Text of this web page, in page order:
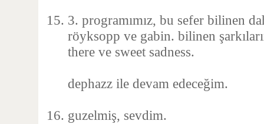
3. programımız, bu sefer bilinen
röyksopp ve gabin. bilinen
there ve sweet sadness.
dephazz ile devam edeceğim.
guzelmiş, sevdim.